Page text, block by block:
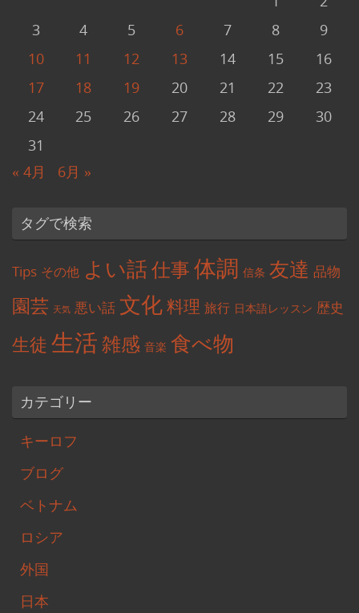
3
4 5 6 7 8
9
10
11 12 13 14 15
16
17
18 19 20 21 22
23
24
25 26 27 28 29
30
31
« 4月
6月 »
タグで検索
Tips その他 よい話仕事体調 信条 友達 品物
園芸 天気 悪い話 文化料理 旅行 日本語レッスン 歴史
生徒 生活雑感 音楽 食べ物
カテゴリー
キーロフ
ブログ
ベトナム
ロシア
外国
日本